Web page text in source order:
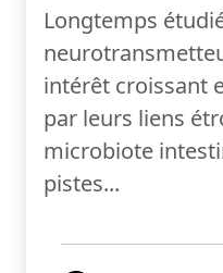
Longtemps
intérêt croissant
par leurs liens
microbiote
pistes...